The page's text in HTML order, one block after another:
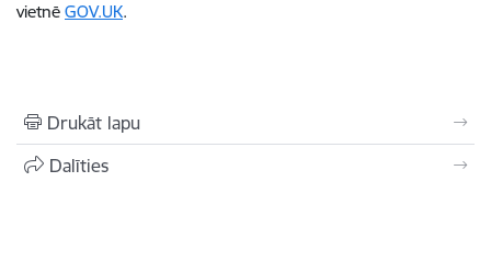
vietnē GOV.UK.
Drukāt lapu
Dalīties